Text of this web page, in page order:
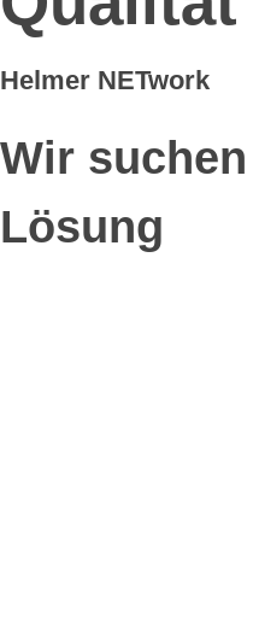
Helmer NETwork
Wir
Lösung